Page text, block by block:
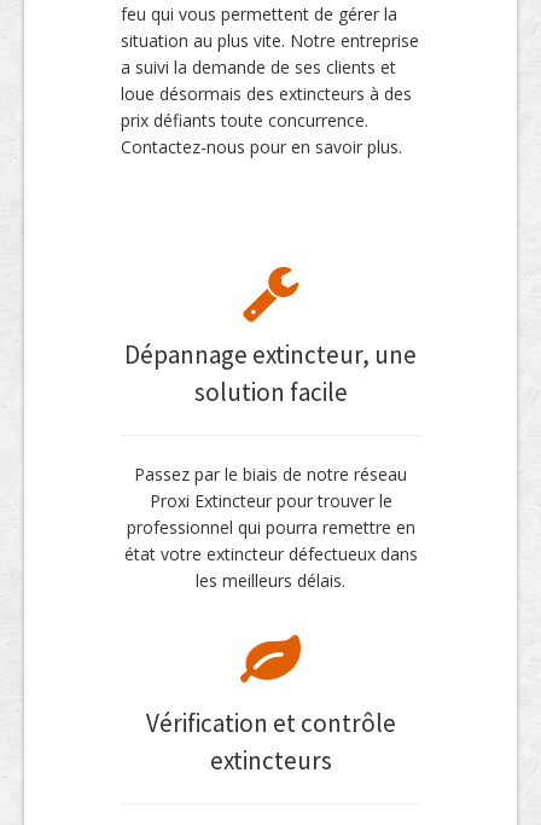
feu qui vous permettent de gérer la
situation au plus vite. Notre entreprise
a suivi la demande de ses clients et
loue désormais des extincteurs à des
prix défiants toute concurrence.
Contactez-nous pour en savoir plus.
Dépannage extincteur, une
solution facile
Passez par le biais de notre réseau
Proxi Extincteur pour trouver le
professionnel qui pourra remettre en
état votre extincteur défectueux dans
les meilleurs délais.
Vérification et contrôle
extincteurs